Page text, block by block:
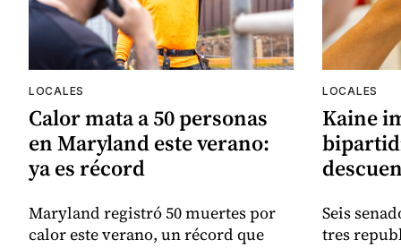
LOCALES
Calor mata a 50 personas
en Maryland este verano:
ya es récord
Maryland registró 50 muertes por
calor este verano, un récord que
LOCALES
Kaine
Seis
tres